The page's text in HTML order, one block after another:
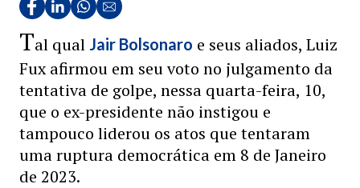
Tal qual Jair Bolsonaro e seus aliados, Luiz
Fux afirmou em seu voto no julgamento da
tentativa de golpe, nessa quarta-feira, 10,
que o ex-presidente não instigou e
tampouco liderou os atos que tentaram
uma ruptura democrática em 8 de Janeiro
de 2023.